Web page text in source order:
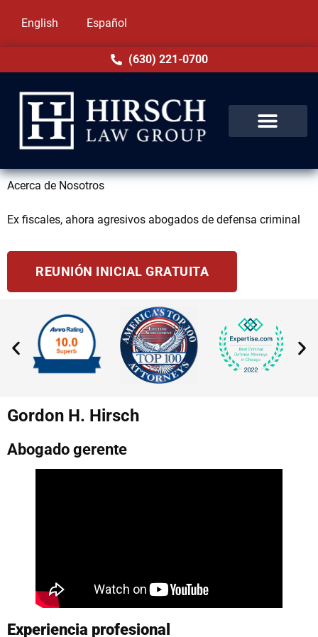
English Español
(630) 221-0700
Acerca de Nosotros
Ex fiscales, ahora agresivos abogados de defensa criminal
REUNIÓN INICIAL GRATUITA
Gordon H. Hirsch
Abogado gerente
Experiencia profesional